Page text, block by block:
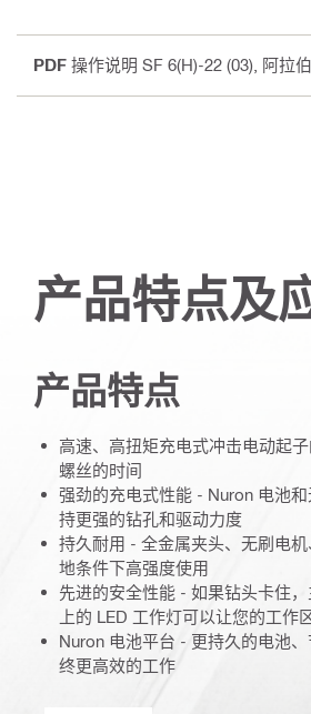
PDF 操作说明 SF 6(H)-22 (03) , 阿拉
产品特点及
产品特点
高速、高扭矩充电式冲击电动起
螺丝的时间
强劲的充电式性能 - Nuron 电池
持更强的钻孔和驱动力度
持久耐用 - 全金属夹头、无刷电
地条件下高强度使用
先进的安全性能 - 如果钻头卡住
上的 LED 工作灯可以让您的工作
Nuron 电池平台 - 更持久的电池
终更高效的工作